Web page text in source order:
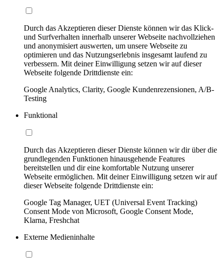
Durch das Akzeptieren dieser Dienste können wir das Klick-
und Surfverhalten innerhalb unserer Webseite nachvollziehen
und anonymisiert auswerten, um unsere Webseite zu
optimieren und das Nutzungserlebnis insgesamt laufend zu
verbessern. Mit deiner Einwilligung setzen wir auf dieser
Webseite folgende Drittdienste ein:
Google Analytics, Clarity, Google Kundenrezensionen, A/B-
Testing
Funktional
Durch das Akzeptieren dieser Dienste können wir dir über die
grundlegenden Funktionen hinausgehende Features
bereitstellen und dir eine komfortable Nutzung unserer
Webseite ermöglichen. Mit deiner Einwilligung setzen wir auf
dieser Webseite folgende Drittdienste ein:
Google Tag Manager, UET (Universal Event Tracking)
Consent Mode von Microsoft, Google Consent Mode,
Klarna, Freshchat
Externe Medieninhalte